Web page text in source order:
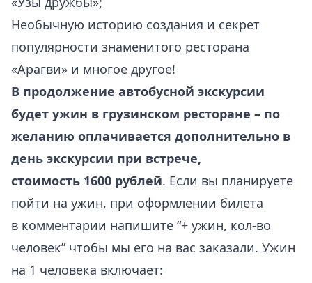
Необычную историю создания и секрет
популярности знаменитого ресторана
«Арагви» и многое другое!
В продолжение автобусной экскурсии
будет ужин в грузинском ресторане – по
желанию оплачивается дополнительно в
день экскурсии при встрече,
стоимость 1600 рублей. Если вы планируете
пойти на ужин, при оформлении билета
в комментарии напишите “+ ужин, кол-во
человек” чтобы мы его на вас заказали. Ужин
на 1 человека включает: